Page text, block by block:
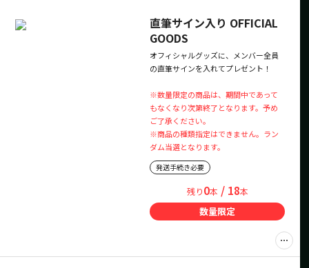
直筆サイン入り OFFICIAL
GOODS
オフィシャルグッズに、メンバー全員
の直筆サインを入れてプレゼント！
※数量限定の商品は、期間中であって
もなくなり次第終了となります。予め
ご了承ください。
※商品の種類指定はできません。ラン
ダム当選となります。
発送手続き必要
残り0本 / 18本
数量限定